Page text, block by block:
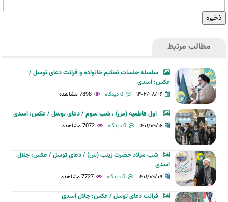
مطالب مرتبط
سلسله جلسات تحکیم خانواده و قرائت دعای توسل /
عکس: اسدی
۱۴۰۲/۰۸/۰۶ 0 دیدگاه 7898 مشاهده
اول فاطمیه (س) ، شب سوم / دعای توسل / عکس: اسدی
۱۴۰۱/۰۹/۱۶ 0 دیدگاه 7072 مشاهده
شب میلاد حضرت زینب (س) / دعای توسل / عکس: جلال
اسدی
۱۴۰۱/۰۹/۰۹ 0 دیدگاه 7727 مشاهده
قرائت دعای توسل / عکس: جلال اسدی